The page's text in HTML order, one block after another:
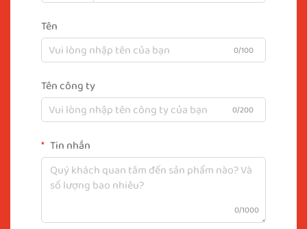
Tên
0/100
Tên công ty
0/200
Tin nhắn
0/1000